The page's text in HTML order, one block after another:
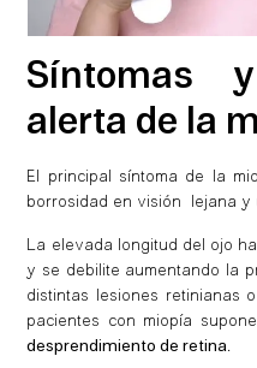
Síntomas
alerta de la
El principal síntoma de la
borrosidad en visión lejana y
La elevada longitud del ojo
y se debilite aumentando la
distintas lesiones retinianas
pacientes con miopía
desprendimiento de retina.